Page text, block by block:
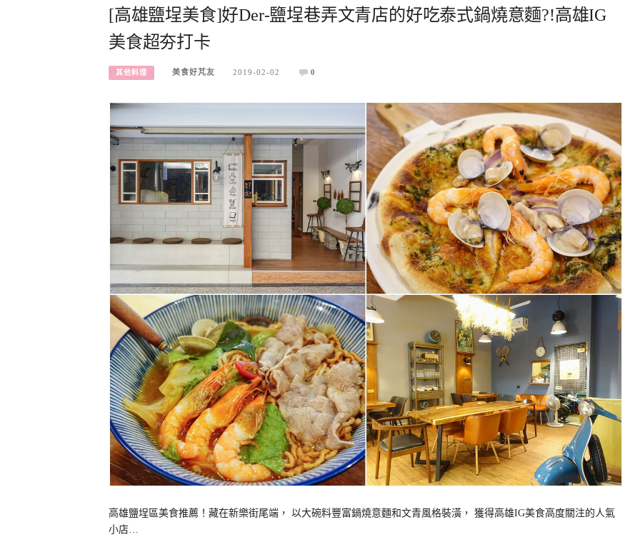
[高雄鹽埕美食]好Der-鹽埕巷弄文青店的好吃泰式鍋燒意麵?!高雄IG
美食超夯打卡
其他料理 美食好芃友 2019-02-02 0
高雄鹽埕區美食推薦！藏在新樂街尾端， 以大碗料豐富鍋燒意麵和文青風格裝潢， 獲得高雄IG美食高度關注的人氣
小店…